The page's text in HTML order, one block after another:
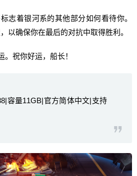
着银河系的其他部分如何看待你。
以确保你在最后的对抗中取得胜利。
祝你好运，船长！
容量11GB|官方简体中文|支持